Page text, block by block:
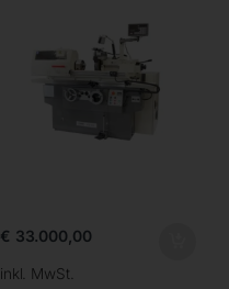
€ 33.000,00
inkl. MwSt.